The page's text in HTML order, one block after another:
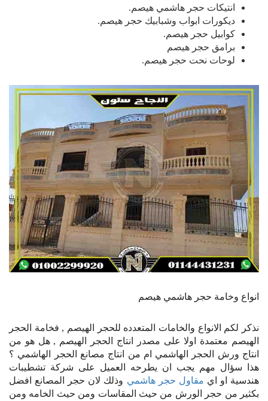
انتيكات حجر هاشمي هيصم.
ديكورات ابواب وشبابيك حجر هيصم.
كوابيل حجر هيصم.
برامق حجر هيصم
لوحات نحت حجر هيصم.
انواع وخامة حجر هاشمي هيصم
نذكر لكم الانواع والخامات المتعدده للحجر الهيصم , فخامة الحجر
الهيصم معتمدة اولا على مصدر انتاج الحجر الهيصم , هل هو من
انتاج ورش الحجر الهاشمي ام من انتاج مصانع الحجر الهاشمي ؟
هذا سؤال مهم يجب ان يطرحه العميل على شركة تشطيبات
هندسية او اي مقاول حجر هاشمي وذلك لان حجر المصانع افضل
بكثير من حجر الورش من حيث المقاسات ومن حيث الخامه ومن